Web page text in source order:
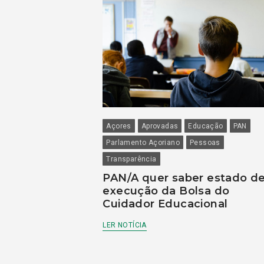
Açores Aprovadas Educação
PAN
Parlamento Açoriano
Pessoas
Transparência
PAN/A quer saber estado
execução da Bolsa do
Cuidador Educacional
LER NOTÍCIA